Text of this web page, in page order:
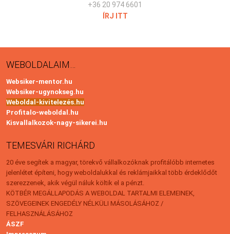
+36 20 974 6601
ÍRJ ITT
WEBOLDALAIM…
Websiker-mentor.hu
Websiker-ugynokseg.hu
Weboldal-kivitelezés.hu
Profitalo-weboldal.hu
Kisvallalkozok-nagy-sikerei.hu
TEMESVÁRI RICHÁRD
20 éve segítek a magyar, törekvő vállalkozóknak profitálóbb internetes
jelenlétet építeni, hogy weboldalukkal és reklámjaikkal több érdeklődőt
szerezzenek, akik végül náluk költik el a pénzt.
KÖTBÉR MEGÁLLAPODÁS A WEBOLDAL TARTALMI ELEMEINEK,
SZÖVEGEINEK ENGEDÉLY NÉLKÜLI MÁSOLÁSÁHOZ /
FELHASZNÁLÁSÁHOZ
ÁSZF